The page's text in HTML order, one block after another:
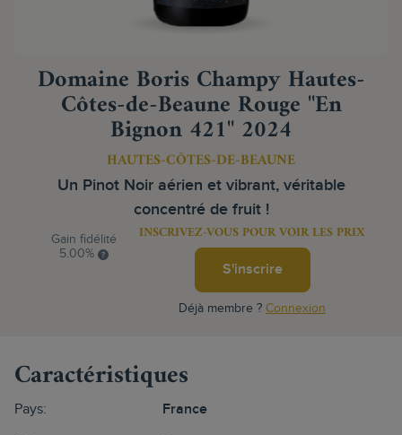
Domaine Boris Champy Hautes-
Côtes-de-Beaune Rouge "En
Bignon 421" 2024
HAUTES-CÔTES-DE-BEAUNE
Un Pinot Noir aérien et vibrant, véritable
concentré de fruit !
Gain fidélité
5.00%
INSCRIVEZ-VOUS POUR VOIR LES PRIX
S'inscrire
Déjà membre ? Connexion
Caractéristiques
Pays: France